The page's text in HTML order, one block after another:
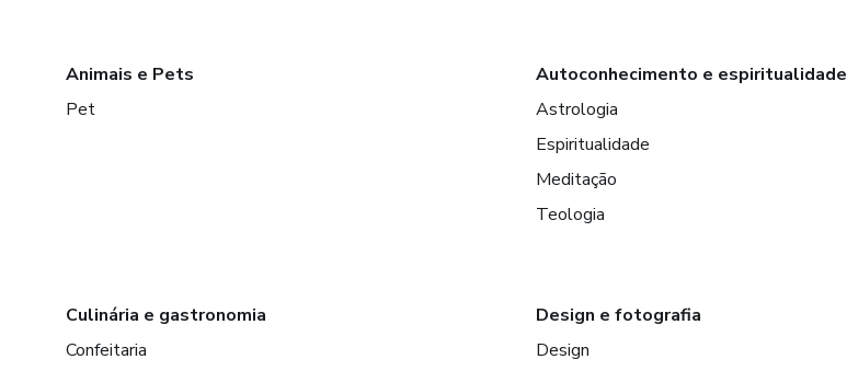
Animais e Pets
Pet
Autoconhecimento e espiritualidade
Astrologia
Espiritualidade
Meditação
Teologia
Culinária e gastronomia
Confeitaria
Design e fotografia
Design